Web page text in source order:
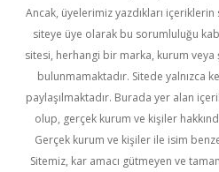
Ancak, üyelerimiz yazdıkları
siteye üye olarak bu sorumluluğu
sitesi, herhangi bir marka, kurum veya
bulunmamaktadır. Sitede yalnızca
paylaşılmaktadır. Burada yer alan
olup, gerçek kurum ve kişiler
Gerçek kurum ve kişiler ile isim
Sitemiz, kar amacı gütmeyen ve